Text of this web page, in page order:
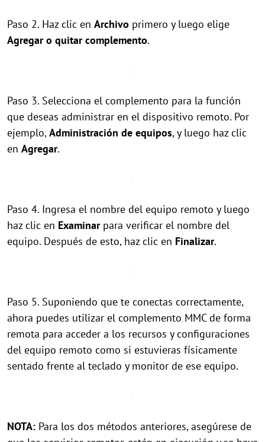
Paso 2. Haz clic en Archivo primero y luego elige
Agregar o quitar complemento.
Paso 3. Selecciona el complemento para la función
que deseas administrar en el dispositivo remoto. Por
ejemplo,Administración de equipos, y luego haz clic
en Agregar.
Paso 4. Ingresa el nombre del equipo remoto y luego
haz clic en Examinarpara verificar el nombre del
equipo. Después de esto, haz clic en Finalizar.
Paso 5. Suponiendo que te conectas correctamente,
ahora puedes utilizar el complemento MMC de forma
remota para acceder a los recursos y configuraciones
del equipo remoto como si estuvieras físicamente
sentado frente al teclado y monitor de ese equipo.
NOTA: Para los dos métodos anteriores, asegúrese de